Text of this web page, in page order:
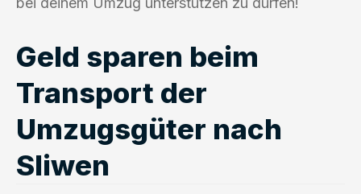
Geld sparen beim
Transport der
Umzugsgüter nach
Sliwen